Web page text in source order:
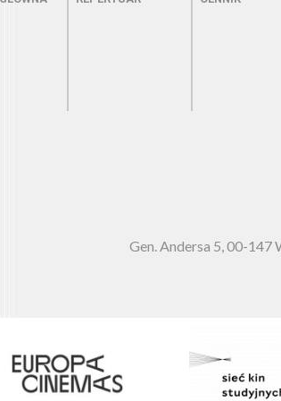
Gen. Andersa 5, 00-147